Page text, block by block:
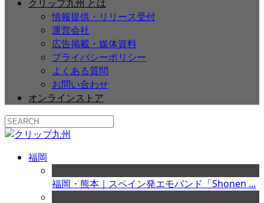
クリップ九州 とは
情報提供・リリース受付
運営会社
広告掲載・媒体資料
プライバシーポリシー
よくある質問
お問い合わせ
オンラインストア
福岡
福岡・熊本｜スペイン発エモバンド「Shonen ...